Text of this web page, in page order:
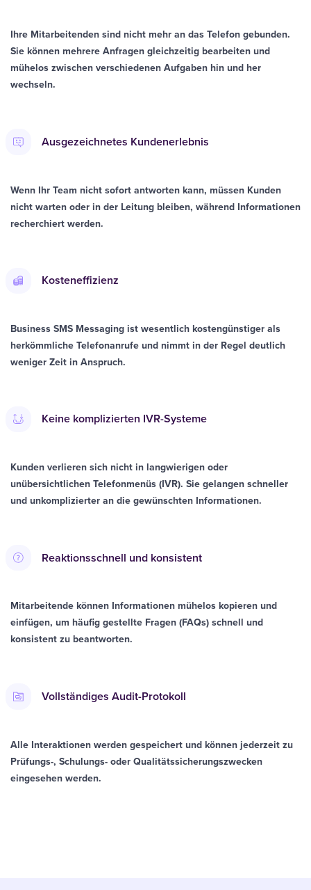
Ihre Mitarbeitenden sind nicht mehr an das Telefon gebunden.
Sie können mehrere Anfragen gleichzeitig bearbeiten und
mühelos zwischen verschiedenen Aufgaben hin und her
wechseln.
Ausgezeichnetes Kundenerlebnis
Wenn Ihr Team nicht sofort antworten kann, müssen Kunden
nicht warten oder in der Leitung bleiben, während Informationen
recherchiert werden.
Kosteneffizienz
Business SMS Messaging ist wesentlich kostengünstiger als
herkömmliche Telefonanrufe und nimmt in der Regel deutlich
weniger Zeit in Anspruch.
Keine komplizierten IVR-Systeme
Kunden verlieren sich nicht in langwierigen oder
unübersichtlichen Telefonmenüs (IVR). Sie gelangen schneller
und unkomplizierter an die gewünschten Informationen.
Reaktionsschnell und konsistent
Mitarbeitende können Informationen mühelos kopieren und
einfügen, um häufig gestellte Fragen (FAQs) schnell und
konsistent zu beantworten.
Vollständiges Audit-Protokoll
Alle Interaktionen werden gespeichert und können jederzeit zu
Prüfungs-, Schulungs- oder Qualitätssicherungszwecken
eingesehen werden.